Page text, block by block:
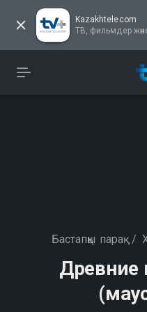
Kazakhtelecom
ТВ, фильмдер
Бастапқы парақ /